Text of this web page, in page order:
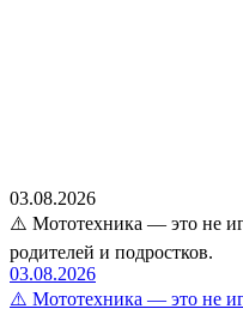
03.08.2026
⚠️ Мототехника — это не
родителей и подростков.
03.08.2026
⚠️ Мототехника — это не